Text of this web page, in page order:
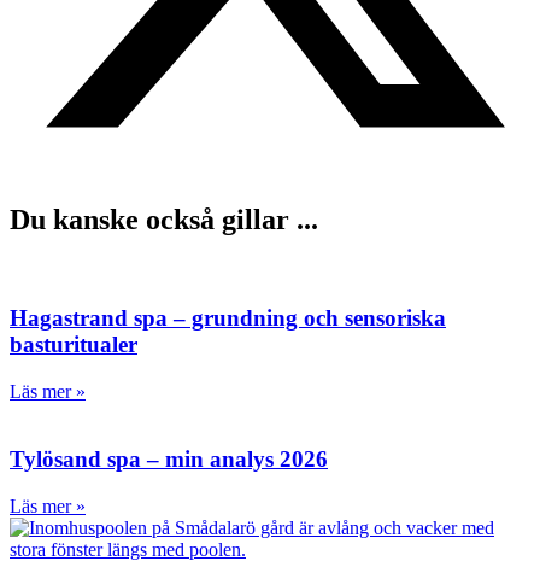
Du kanske också gillar ...
Hagastrand spa – grundning och sensoriska
basturitualer
Läs mer »
Tylösand spa – min analys 2026
Läs mer »